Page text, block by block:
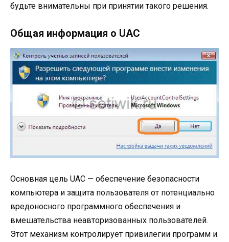
будьте внимательны при принятии такого решения.
Общая информация о UAC
Основная цель UAC — обеспечение безопасности
компьютера и защита пользователя от потенциально
вредоносного программного обеспечения и
вмешательства неавторизованных пользователей.
Этот механизм контролирует привилегии программ и